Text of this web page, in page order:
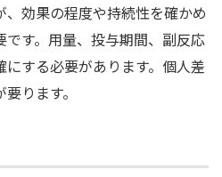
効果の程度や持続性を確かめ
す。用量、投与期間、副反応
する必要があります。個人差
ります。